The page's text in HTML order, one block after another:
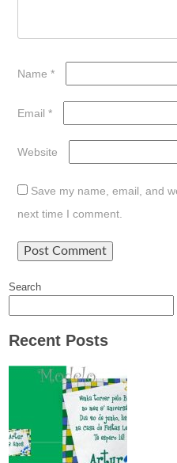
Name *
Email *
Website
Save my name, email, and
next time I comment.
Search
Recent Posts